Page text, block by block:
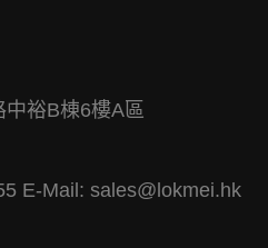
裕B棟6樓A區
E-Mail: sales@lokmei.hk